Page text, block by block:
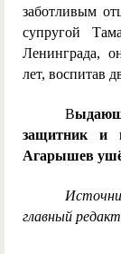
заботливым
супругой
Ленинграда,
лет, воспитав
В
защитник и
Агарышев
главный